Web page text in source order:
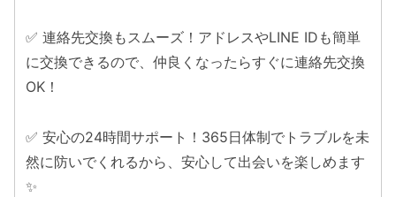
✅ 連絡先交換もスムーズ！アドレスやLINE IDも簡単
に交換できるので、仲良くなったらすぐに連絡先交換
OK！
✅ 安心の24時間サポート！365日体制でトラブルを未
然に防いでくれるから、安心して出会いを楽しめます
✨